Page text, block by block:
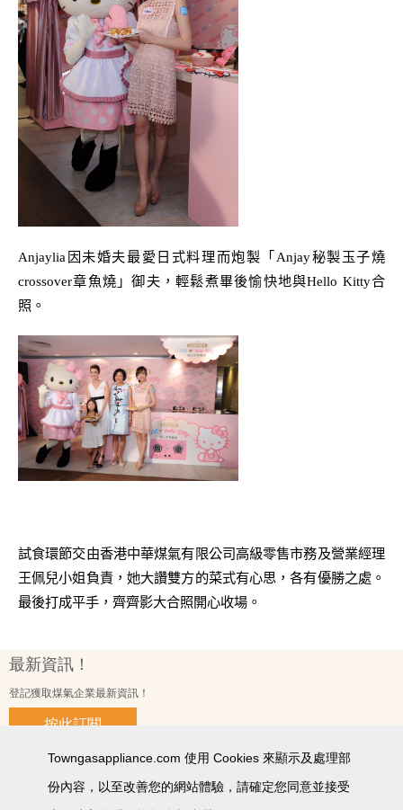
Anjaylia 因未婚夫最愛日式料理而炮製「 Anjay秘製玉子燒
crossover章魚燒」御夫，輕鬆煮畢後愉快地與Hello Kitty合
照。
試食環節交由香港中華煤氣有限公司高級零售市務及營業經理
王佩兒小姐負責，她大讚雙方的菜式有心思，各有優勝之處。
最後打成平手，齊齊影大合照開心收場。
最新資訊！
登記獲取煤氣企業最新資訊！
按此訂閱
使用條款及細則 私隱政策聲明
個人資料收集聲明
Towngasappliance.com 使用 Cookies 來顯示及處理部
份內容，以至改善您的網站體驗，請確定您同意並接受